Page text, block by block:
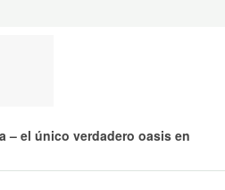
– el único verdadero oasis en